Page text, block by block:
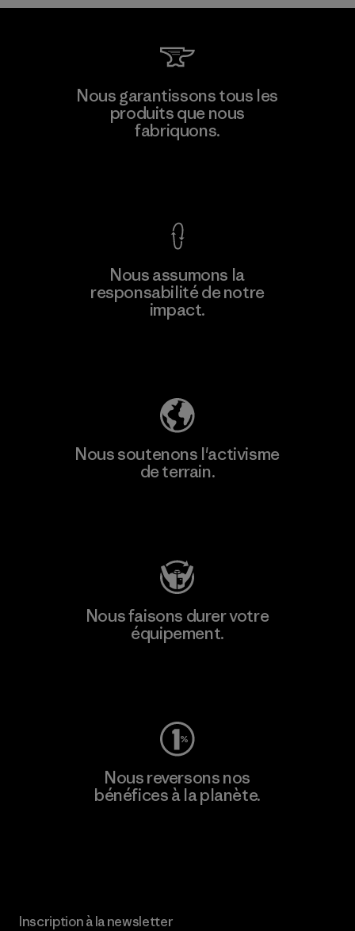
Toyota Tsusho
Material-supplier
Nous garantissons tous les
produits que nous
fabriquons.
Nous assumons la
responsabilité de notre
impact.
Nous soutenons l'activisme
de terrain.
Nous faisons durer votre
équipement.
Nous reversons nos
bénéfices à la planète.
Inscription à la newsletter